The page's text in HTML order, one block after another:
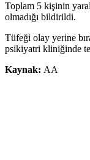
Toplam 5 kişinin
olmadığı bildirildi.
Tüfeği olay yerine
psikiyatri kliniğinde
Kaynak: AA